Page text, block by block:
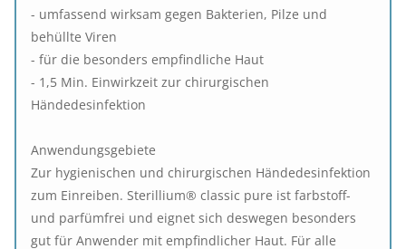
- umfassend wirksam gegen Bakterien, Pilze und
behüllte Viren
- für die besonders empfindliche Haut
- 1,5 Min. Einwirkzeit zur chirurgischen
Händedesinfektion
Anwendungsgebiete
Zur hygienischen und chirurgischen Händedesinfektion
zum Einreiben. Sterillium® classic pure ist farbstoff-
und parfümfrei und eignet sich deswegen besonders
gut für Anwender mit empfindlicher Haut. Für alle